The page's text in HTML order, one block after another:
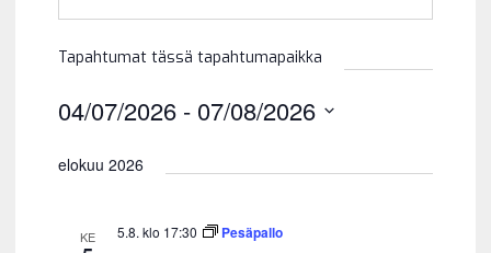
Tapahtumat tässä tapahtumapaikka
04/07/2026 - 07/08/2026
a
elokuu 2026
KE 5.8. klo 17:30 Pesäpallo